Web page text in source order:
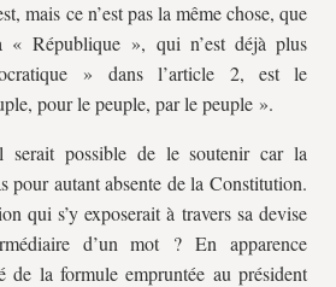
mais ce n’est pas la même chose, que
République », qui n’est déjà plus
» dans l’article 2, est le
pour le peuple, par le peuple ».
possible de le soutenir car la
pour autant absente de la Constitution.
qui s’y exposerait à travers sa devise
d’un mot ? En apparence
de la formule empruntée au président